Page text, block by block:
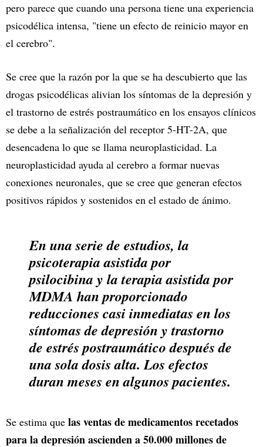
pero parece que cuando una persona tiene una experiencia
psicodélica intensa, "tiene un efecto de reinicio mayor en
el cerebro".
Se cree que la razón por la que se ha descubierto que las
drogas psicodélicas alivian los síntomas de la depresión y
el trastorno de estrés postraumático en los ensayos clínicos
se debe a la señalización del receptor 5-HT-2A, que
desencadena lo que se llama neuroplasticidad. La
neuroplasticidad ayuda al cerebro a formar nuevas
conexiones neuronales, que se cree que generan efectos
positivos rápidos y sostenidos en el estado de ánimo.
En una serie de estudios, la
psicoterapia asistida por
psilocibina y la terapia asistida por
MDMA han proporcionado
reducciones casi inmediatas en los
síntomas de depresión y trastorno
de estrés postraumático después de
una sola dosis alta. Los efectos
duran meses en algunos pacientes.
Se estima que las ventas de medicamentos recetados
para la depresión ascienden a 50.000 millones de